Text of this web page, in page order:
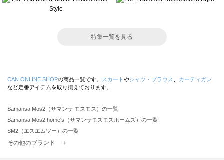
特集一覧を見る
CAN ONLINE SHOPの商品一覧です。 スカート やシャツ・ブラウス
カーディガン
など定番アイテムを取り揃えております。
Samansa Mos2（サマンサ モスモス）の一覧
Samansa Mos2 home's（サマンサモスモスホームズ）の一覧
SM2（エスエムツー）の一覧
TSUHARU by Samansa Mos2（ツハルバイサマンサモスモス）の一覧
その他のブランド ＋